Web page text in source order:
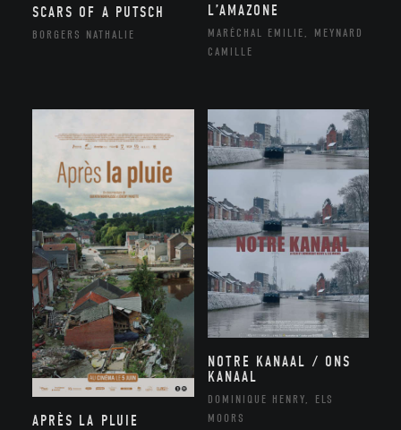
SCARS OF A PUTSCH
BORGERS NATHALIE
L’AMAZONE
MARÉCHAL EMILIE, MEYNARD
CAMILLE
APRÈS LA PLUIE
NOTRE KANAAL / ONS
KANAAL
DOMINIQUE HENRY, ELS
MOORS